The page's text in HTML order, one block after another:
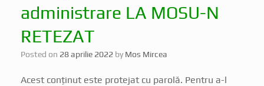
administrare LA MOSU-N
RETEZAT
Posted on 28 aprilie 2022 by Mos Mircea
Acest conținut este protejat cu parolă. Pentru a-l